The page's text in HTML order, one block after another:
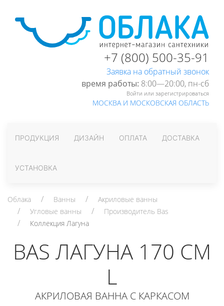
+7 (800) 500-35-91
Заявка на обратный звонок
время работы: 8:00—20:00, пн-cб
Войти или зарегистрироваться
МОСКВА И МОСКОВСКАЯ ОБЛАСТЬ
ПРОДУКЦИЯ ДИЗАЙН ОПЛАТА ДОСТАВКА
УСТАНОВКА
Облака Ванны
Акриловые ванны
Угловые ванны
Производитель Bas
Коллекция Лагуна
BAS ЛАГУНА 170 СМ
L
АКРИЛОВАЯ ВАННА С КАРКАСОМ